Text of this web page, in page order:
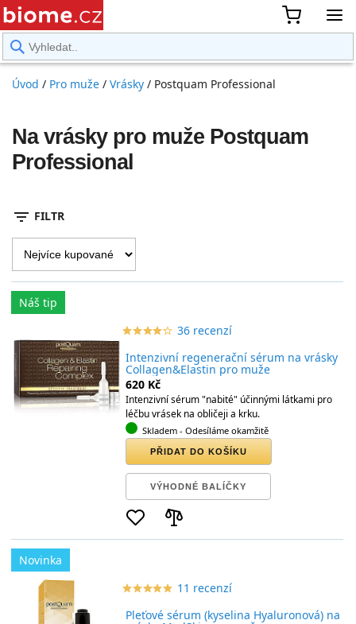
Úvod / Pro muže / Vrásky / Postquam Professional
Na vrásky pro muže Postquam
Professional
filter_list FILTR
Náš tip
star_borderstar_borderstar_borderstar_borderstar_border
starstarstarstarstar 36 recenzí
Intenzivní regenerační sérum na vrásky
Collagen&Elastin pro muže
620 Kč
Intenzivní sérum "nabité" účinnými látkami pro
léčbu vrásek na obličeji a krku.
Skladem - Odesíláme okamžitě
PŘIDAT DO KOŠÍKU
VÝHODNÉ BALÍČKY
Novinka
star_borderstar_borderstar_borderstar_borderstar_border
starstarstarstarstar 11 recenzí
Pleťové sérum (kyselina Hyaluronová) na